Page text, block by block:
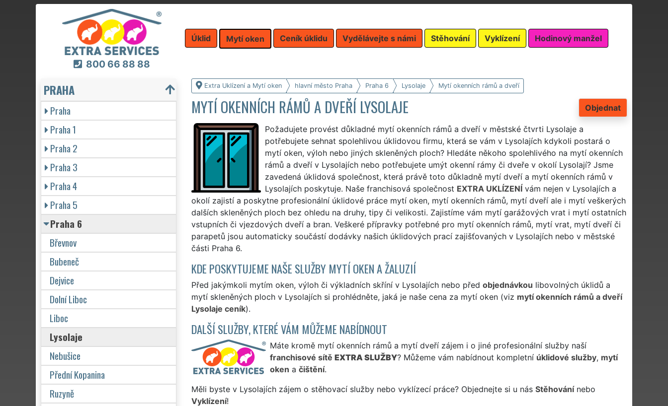
800 66 88 88
Úklid Mytí oken Ceník úklidu Vydělávejte s námi Stěhování Vyklízení Hodinový manžel
Extra Uklízení a Mytí oken hlavní město Praha Praha 6 Lysolaje Mytí okenních rámů a dveří
Objednat
MYTÍ OKENNÍCH RÁMŮ A DVEŘÍ LYSOLAJE
Požadujete provést důkladné mytí okenních rámů a dveří v městské čtvrti Lysolaje a
potřebujete sehnat spolehlivou úklidovou firmu, která se vám v Lysolajích kdykoli postará o
mytí oken, výloh nebo jiných skleněných ploch? Hledáte někoho spolehlivého na mytí okenních
rámů a dveří v Lysolajích nebo potřebujete umýt okenní rámy či dveře v okolí Lysolají? Jsme
zavedená úklidová společnost, která právě toto důkladně mytí dveří a mytí okenních rámů v
Lysolajích poskytuje. Naše franchisová společnost EXTRA UKLÍZENÍvám nejen v Lysolajích a
okolí zajistí a poskytne profesionální úklidové práce mytí oken, mytí okenních rámů, mytí dveří ale i mytí veškerých
dalších skleněných ploch bez ohledu na druhy, tipy či velikosti. Zajistíme vám mytí garážových vrat i mytí ostatních
vstupních či vjezdových dveří a bran. Veškeré přípravky potřebné pro mytí okenních rámů, mytí vrat, mytí dveří či
parapetů jsou automaticky součástí dodávky našich úklidových prací zajišťovaných v Lysolajích nebo v městské
části Praha 6.
KDE POSKYTUJEME NAŠE SLUŽBY MYTÍ OKEN A ŽALUZIÍ
Před jakýmkoli mytím oken, výloh či výkladních skříní v Lysolajích nebo před objednávkou libovolných úklidů a
mytí skleněných ploch v Lysolajích si prohlédněte, jaká je naše cena za mytí oken (viz mytí okenních rámů a dveří
Lysolaje ceník).
DALŠÍ SLUŽBY, KTERÉ VÁM MŮŽEME NABÍDNOUT
Máte kromě mytí okenních rámů a mytí dveří zájem i o jiné profesionální služby naší
franchisové sítě EXTRA SLUŽBY? Můžeme vám nabídnout kompletní úklidové služby, mytí
oken a čištění.
Měli byste v Lysolajích zájem o stěhovací služby nebo vyklízecí práce? Objednejte si u nás Stěhovánínebo
Vyklízení!
PRAHA
Praha
Praha 1
Praha 2
Praha 3
Praha 4
Praha 5
Praha 6
Břevnov
Bubeneč
Dejvice
Dolní Liboc
Liboc
Lysolaje
Nebušice
Přední Kopanina
Ruzyně